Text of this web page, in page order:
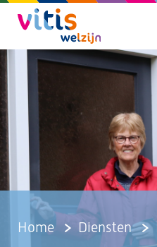
Home Diensten